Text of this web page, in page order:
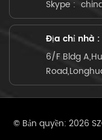
Skype :
Địa chỉ nhà :
6/F Bldg
© Bản quyền: 2026